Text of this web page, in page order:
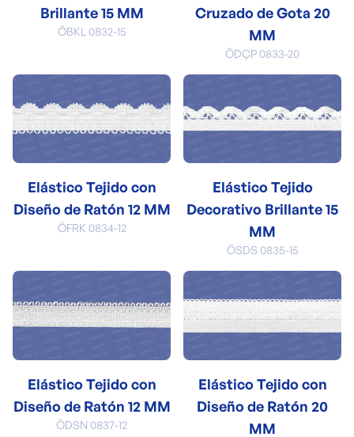
Brillante 15 MM
ÖBKL 0832-15
Cruzado de Gota 20
MM
ÖDÇP 0833-20
Elástico Tejido con
Diseño de Ratón 12 MM
ÖFRK 0834-12
Elástico Tejido
Decorativo Brillante 15
MM
ÖSDS 0835-15
Elástico Tejido con
Diseño de Ratón 12 MM
ÖDSN 0837-12
Elástico Tejido con
Diseño de Ratón 20
MM